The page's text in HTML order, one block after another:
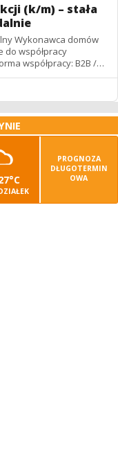
(k/m) – stała
Wykonawca domów
współpracy
✔
PROGNOZA
DŁUGOTERMIN
OWA